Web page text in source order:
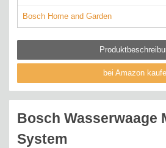
Bosch Home and Garden
bei Amazon
Bosch Wasserwaage
System